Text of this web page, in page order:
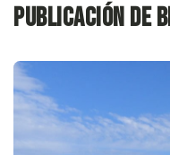
Publicación de